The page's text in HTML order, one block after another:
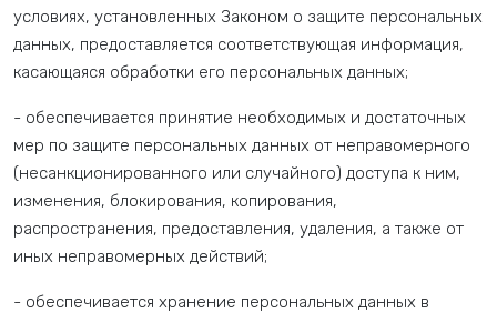
условиях, установленных Законом о защите персональных
данных, предоставляется соответствующая информация,
касающаяся обработки его персональных данных;
- обеспечивается принятие необходимых и достаточных
мер по защите персональных данных от неправомерного
(несанкционированного или случайного) доступа к ним,
изменения, блокирования, копирования,
распространения, предоставления, удаления, а также от
иных неправомерных действий;
- обеспечивается хранение персональных данных в